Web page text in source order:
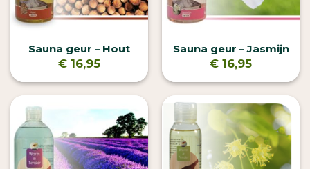
Sauna geur – Hout
€ 16,95
Sauna geur – Jasmijn
€ 16,95